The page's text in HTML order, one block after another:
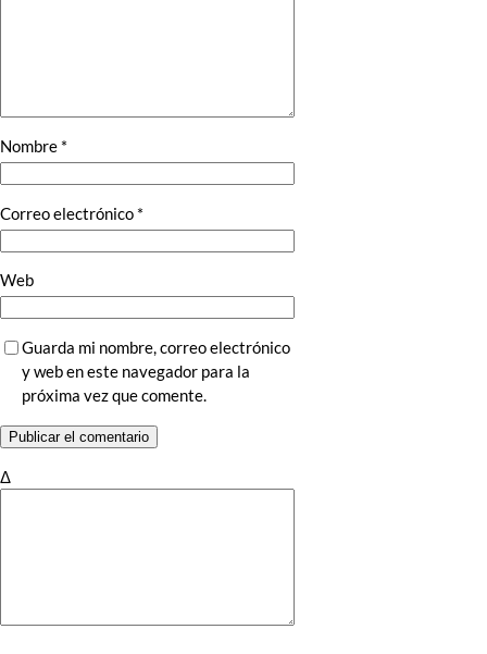
Nombre *
Correo electrónico *
Web
Guarda mi nombre, correo electrónico
y web en este navegador para la
próxima vez que comente.
Δ